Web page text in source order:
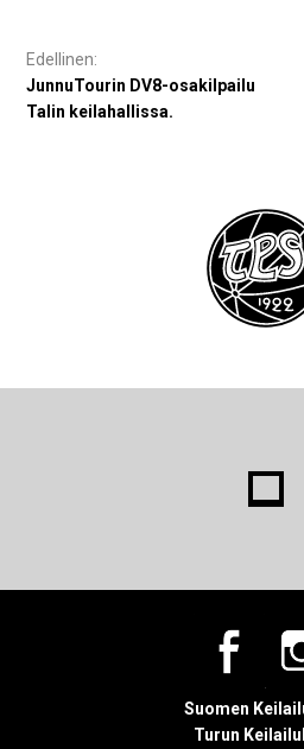
Artikkelien
selaus
JunnuTourin DV8-osakilpailu
Talin keilahallissa.
Suomen
Turun